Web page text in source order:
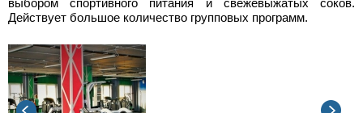
выбором спортивного питания и свежевыжатых соков.
Действует большое количество групповых программ.